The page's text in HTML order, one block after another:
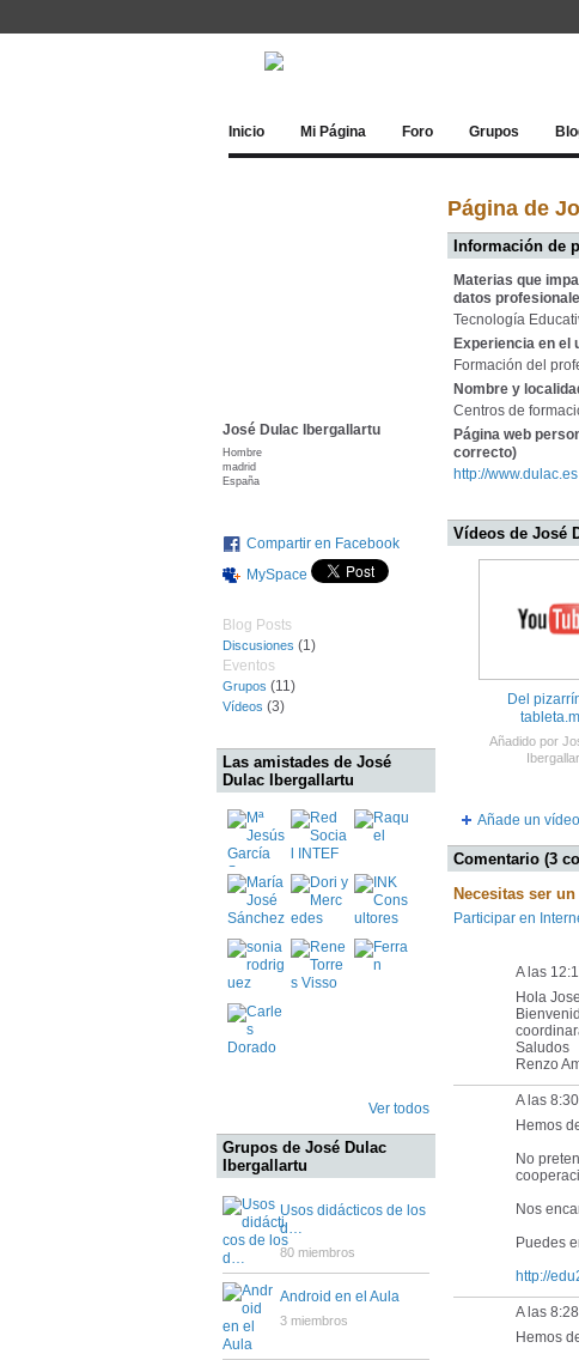
Inicio Mi Página Foro Grupos
José Dulac Ibergallartu
Hombre
madrid
España
Compartir en Facebook
MySpace
Blog Posts
Discusiones (1)
Eventos
Grupos (11)
Vídeos (3)
Las amistades de José
Dulac Ibergallartu
Ver todos
Grupos de José Dulac
Ibergallartu
Usos didácticos de los
d…
80 miembros
Android en el Aula
3 miembros
Página de
Información de
Materias que
datos
Tecnología
Experiencia en el
Formación del
Nombre y
Centros de
Página web
correcto)
http://www.dulac.es
Vídeos de José
Del
Añadido por
Añade un vídeo
Comentario (3
Necesitas ser
Participar en
A las
Hola
Saludos
Renzo
A las
Hemos
No
Nos
Puedes
http://
A las
Hemos